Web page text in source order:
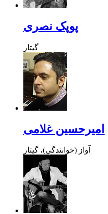
پوپک نصری
گیتار
امیرحسین غلامی
آواز (خوانندگی)، گیتار